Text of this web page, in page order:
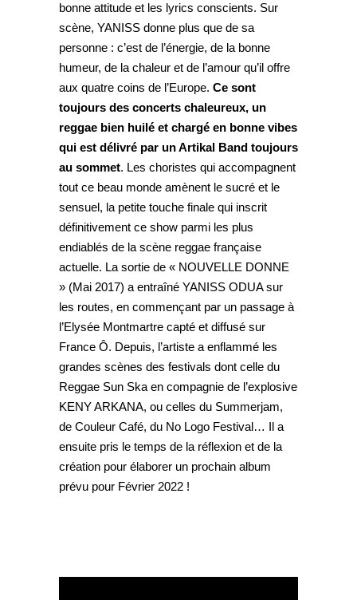
bonne attitude et les lyrics conscients. Sur
scène, YANISS donne plus que de sa
personne : c’est de l’énergie, de la bonne
humeur, de la chaleur et de l’amour qu’il offre
aux quatre coins de l’Europe. Ce sont
toujours des concerts chaleureux, un
reggae bien huilé et chargé en bonne vibes
qui est délivré par un Artikal Band toujours
au sommet. Les choristes qui accompagnent
tout ce beau monde amènent le sucré et le
sensuel, la petite touche finale qui inscrit
définitivement ce show parmi les plus
endiablés de la scène reggae française
actuelle. La sortie de « NOUVELLE DONNE
» (Mai 2017) a entraîné YANISS ODUA sur
les routes, en commençant par un passage à
l’Elysée Montmartre capté et diffusé sur
France Ô. Depuis, l’artiste a enflammé les
grandes scènes des festivals dont celle du
Reggae Sun Ska en compagnie de l’explosive
KENY ARKANA, ou celles du Summerjam,
de Couleur Café, du No Logo Festival… Il a
ensuite pris le temps de la réflexion et de la
création pour élaborer un prochain album
prévu pour Février 2022 !